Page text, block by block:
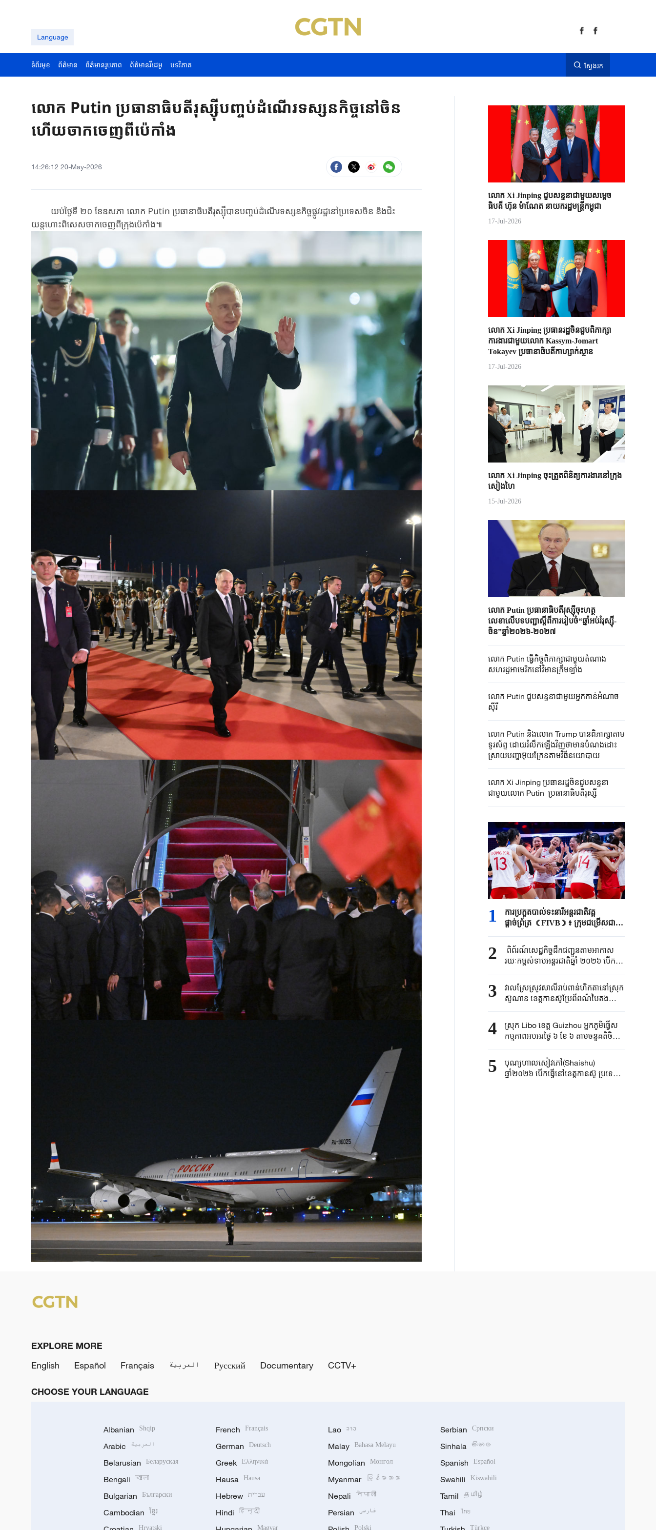
Language
ទំព័រមុខ ព័ត៌មាន ព័ត៌មានរូបភាព ព័ត៌មានវីដេអូ បទវិភាគ ស្វែងរក
លោក Putin ប្រធានាធិបតីរុស្ស៊ីបញ្ចប់ដំណើរទស្សនកិច្ចនៅចិន
ហើយចាកចេញពីប៉េកាំង
14:26:12 20-May-2026
​ យប់ថ្ងៃទី ២០ ខែឧសភា ​លោក Putin ​ប្រធានាធិបតីរុស្ស៊ី​បាន​​បញ្ចប់​ដំណើរ​ទស្សនកិច្ច​ផ្លូវ​រដ្ឋ​នៅ​ប្រទេស​ចិន និងជិះ
យន្តហោះពិសេស​​ចាកចេញពីក្រុងប៉េកាំង​៕​
លោក Xi Jinping ជួបសន្ទនាជាមួយសម្តេច
ធិបតី ហ៊ុន ម៉ាណែត នាយករដ្ឋមន្ត្រីកម្ពុជា
17-Jul-2026
លោក Xi Jinping ប្រធានរដ្ឋចិន​ជួបពិភាក្សា​
ការងារជាមួយ​លោក Kassym-Jomart ​
Tokayev ​ប្រធានាធិបតី​កាហ្សាក់ស្ថាន​
17-Jul-2026
លោក Xi Jinping ចុះត្រួតពិនិត្យការងារនៅក្រុង
សៀងហៃ
15-Jul-2026
លោក Putin ប្រធានាធិបតីរុស្ស៊ីចុះហត្ថ
លេខាលើបទបញ្ជាស្តីពីការរៀបចំ“ឆ្នាំអប់រំរុស្ស៊ី-
ចិន”ឆ្នាំ២០២៦-២០២៧
លោក Putin ធ្វើ​កិច្ចពិភាក្សាជាមួយតំណាង
សហរដ្ឋអាមេរិកនៅវិមានក្រឹមឡាំង
លោក Putin ជួបសន្ទនាជាមួយអ្នកកាន់អំណាច
ស៊ីរី
លោក Putin និងលោក Trump បានពិភាក្សាតាម
ទូរស័ព្ទ ដោយរំលឹកឡើងវិញថាមានបំណងដោះ
ស្រាយបញ្ហាអ៊ុយក្រែនតាមវិធីនយោបាយ
លោក Xi Jinping ប្រធានរដ្ឋចិន​ជួបសន្ទនា
ជាមួយលោក​ Putin ​​ប្រធានាធិបតី​រុស្ស៊ី​
1
ការ​ប្រកួត​បាល់ទះ​នារីអន្តរជាតិ​វគ្គ
ផ្តាច់ព្រ័ត្រ （FIVB）៖ ក្រុម​ជម្រើស​ជាតិ​
2
ពិព័រណ៍សេដ្ឋកិច្ចដឹក​ជញ្ជូន​តាម​អាកាស​
រយៈកម្ពស់ទាបអន្តរជាតិឆ្នាំ ២០២៦ បើកធ្វើ​
នៅទីក្រុង​សៀងហៃ
3
វាលស្រែ​ស្រូវសាលីរាប់ពាន់ហិកតានៅ​ស្រុក​
ស៊ូណាន​ ខេត្ត​កានស៊ូប្រែពីពណ៌បៃតងទៅ
ជាពណ៌លឿង
4
ស្រុក Libo ខេត្ត Guizhou អ្នកភូមិធ្វើស
កម្មភាពអបអរថ្ងៃ ៦ ខែ ៦ តាមចន្ទគតិចិន
ដែលជាថ្ងៃបុណ្យហាលខោអាវប្រពៃណី
ជនជាតិភាគតិច
5
បុណ្យហាលសៀវភៅ(Shaishu)
ឆ្នាំ២០២៦ បើកធ្វើនៅ​ខេត្តកានស៊ូ ប្រទេស​
EXPLORE MORE
English
Español Français العربية Русский Documentary CCTV+
CHOOSE YOUR LANGUAGE
Albanian Shqip
Arabic العربية
Belarusian Беларуская
Bengali বাংলা
Bulgarian Български
Cambodian ខ្មែរ
Hrvatski
French Français
German Deutsch
Greek Ελληνικά
Hausa Hausa
Hebrew עברית
Hindi हिन्दी
Magyar
Lao ລາວ
Malay Bahasa Melayu
Mongolian Монгол
Myanmar မြန်မာဘာသာ
Nepali नेपाली
Persian فارسی
Polski
Serbian Српски
Sinhala සිංහල
Spanish Español
Swahili Kiswahili
Tamil தமிழ்
Thai ไทย
Türkçe